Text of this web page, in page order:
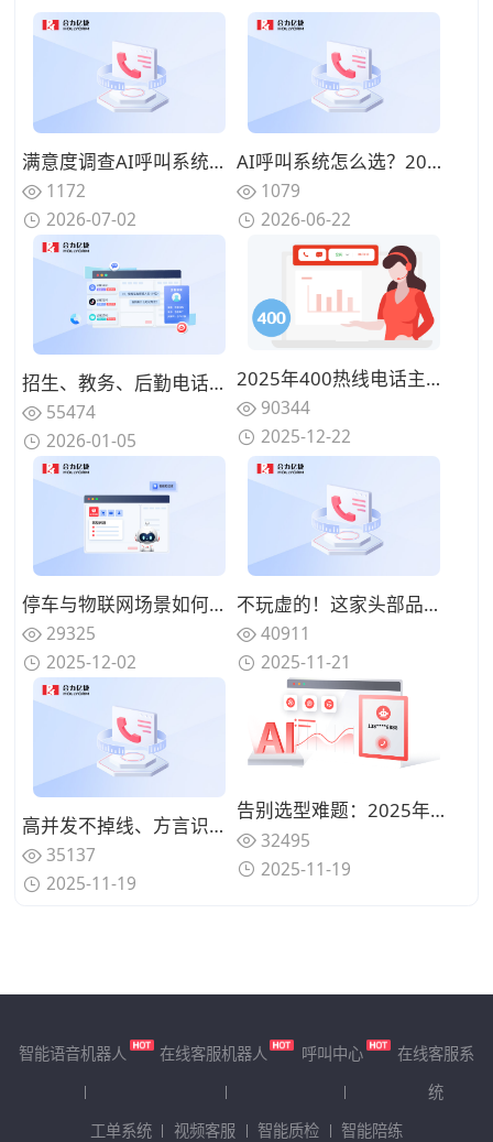
满意度调查AI呼叫系统怎么选？从语音识别、问卷配置到报表分析全维度对比
1172
2026-07-02
AI呼叫系统怎么选？2026年企业级应用完整攻略
1079
2026-06-22
招生、教务、后勤电话混在一起，高校热线电话为何总是“谁都不满意”？
55474
2026-01-05
2025年400热线电话主流厂商推荐：背靠运营商资源、服务最可靠的公司盘点
90344
2025-12-22
停车与物联网场景如何接入AI语音机器人？车场查询与自助排障的可视化路径
29325
2025-12-02
不玩虚的！这家头部品牌都在用的语音机器人厂商效果实测过程一览！
40911
2025-11-21
高并发不掉线、方言识别超精准：2025年智能语音机器人“实战尖兵”盘点
35137
2025-11-19
告别选型难题：2025年可靠智能语音机器人清单，专治答非所问与高成本
32495
2025-11-19
智能语音机器人 在线客服机器人 呼叫中心
在线客服系
统
工单系统
视频客服 智能质检 智能陪练